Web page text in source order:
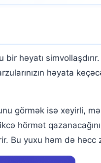
həyatı
həyata
görmək isə xeyirli,
hörmət
Bu yuxu həm də